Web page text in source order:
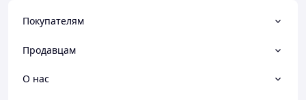
Покупателям
Продавцам
О нас